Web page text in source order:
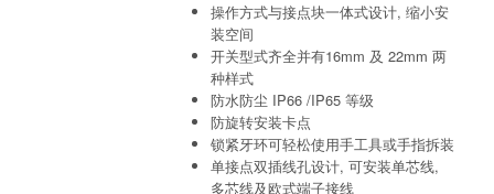
操作方式与接点块一体式设计, 缩小安
装空间
开关型式齐全并有16mm 及 22mm 两
种样式
防水防尘 IP66 /IP65 等级
防旋转安装卡点
锁紧牙环可轻松使用手工具或手指拆装
单接点双插线孔设计, 可安装单芯线,
多芯线及欧式端子接线